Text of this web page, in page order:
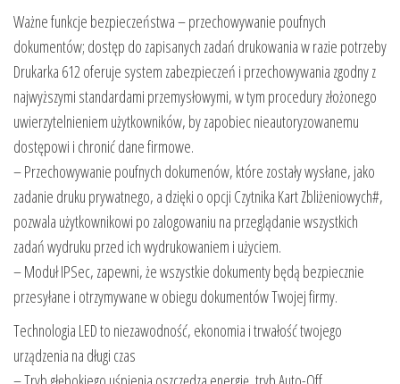
Ważne funkcje bezpieczeństwa – przechowywanie poufnych
dokumentów; dostęp do zapisanych zadań drukowania w razie potrzeby
Drukarka 612 oferuje system zabezpieczeń i przechowywania zgodny z
najwyższymi standardami przemysłowymi, w tym procedury złożonego
uwierzytelnieniem użytkowników, by zapobiec nieautoryzowanemu
dostępowi i chronić dane firmowe.
– Przechowywanie poufnych dokumenów, które zostały wysłane, jako
zadanie druku prywatnego, a dzięki o opcji Czytnika Kart Zbliżeniowych#,
pozwala użytkownikowi po zalogowaniu na przeglądanie wszystkich
zadań wydruku przed ich wydrukowaniem i użyciem.
– Moduł IPSec, zapewni, że wszystkie dokumenty będą bezpiecznie
przesyłane i otrzymywane w obiegu dokumentów Twojej firmy.
Technologia LED to niezawodność, ekonomia i trwałość twojego
urządzenia na długi czas